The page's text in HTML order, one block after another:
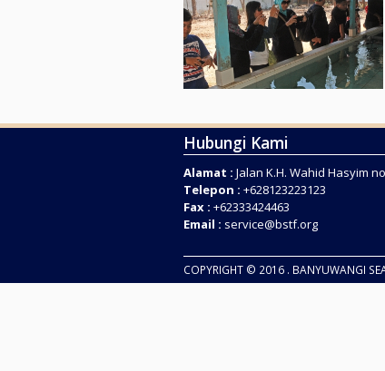
Hubungi Kami
Alamat : Jalan K.H. Wahid Hasyim
Telepon : +628123223123
Fax : +62333424463
Email : service@bstf.org
COPYRIGHT © 2016 . BANYUWANGI